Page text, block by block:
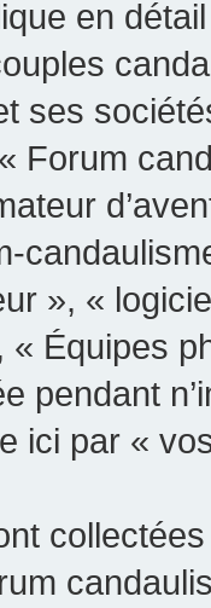
en
ses
Forum
», «
Équipes
pendant
ici par «